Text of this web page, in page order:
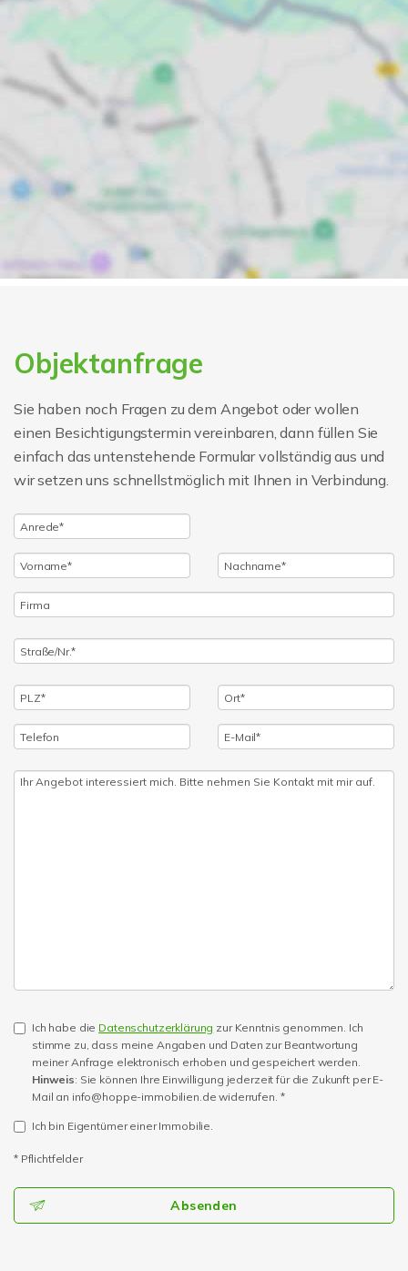
Objektanfrage
Sie haben noch Fragen zu dem Angebot oder wollen
einen Besichtigungstermin vereinbaren, dann füllen Sie
einfach das untenstehende Formular vollständig aus und
wir setzen uns schnellstmöglich mit Ihnen in Verbindung.
Ich habe die Datenschutzerklärung zur Kenntnis genommen. Ich
stimme zu, dass meine Angaben und Daten zur Beantwortung
meiner Anfrage elektronisch erhoben und gespeichert werden.
Hinweis: Sie können Ihre Einwilligung jederzeit für die Zukunft per E-
Mail an info@hoppe-immobilien.de widerrufen. *
Ich bin Eigentümer einer Immobilie.
* Pflichtfelder
Absenden